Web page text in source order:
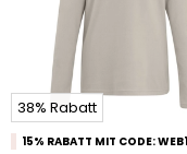
38% Rabatt
15% RABATT MIT CODE: